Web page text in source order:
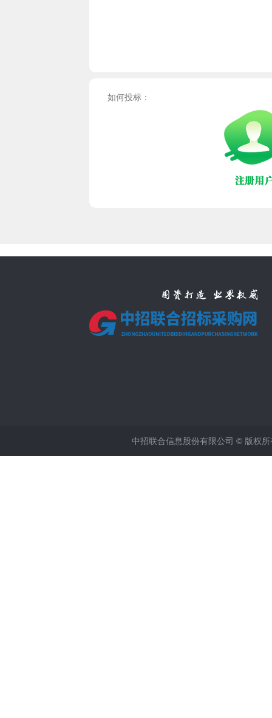
如何投标：
中招联合信息股份有限公司 © 版权